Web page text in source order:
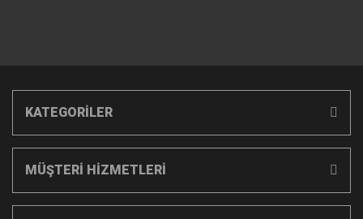
KATEGORİLER
MÜŞTERİ HİZMETLERİ